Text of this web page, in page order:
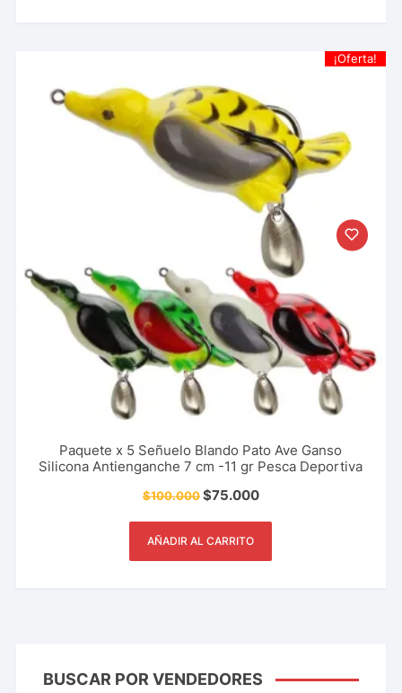
¡Oferta!
Paquete x 5 Señuelo Blando Pato Ave Ganso
Silicona Antienganche 7 cm -11 gr Pesca Deportiva
$100.000$75.000
AÑADIR AL CARRITO
BUSCAR POR VENDEDORES